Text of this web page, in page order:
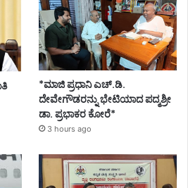
*ಮಾಜಿ ಪ್ರಧಾನಿ ಎಚ್.ಡಿ.
ದೇವೇಗೌಡರನ್ನು ಭೇಟಿಯಾದ ಪದ್ಮಶ್ರೀ
ಡಾ. ಪ್ರಭಾಕರ ಕೋರೆ*
3 hours ago